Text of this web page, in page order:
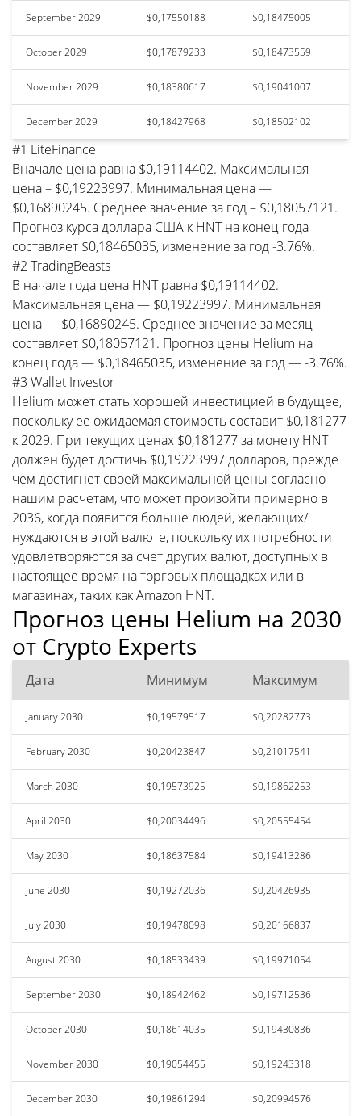
September 2029 $0,17550188 $0,18475005
October 2029 $0,17879233 $0,18473559
November 2029 $0,18380617 $0,19041007
December 2029 $0,18427968 $0,18502102
#1 LiteFinance
Вначале цена равна $0,19114402. Максимальная
цена – $0,19223997. Минимальная цена —
$0,16890245. Среднее значение за год – $0,18057121.
Прогноз курса доллара США к HNT на конец года
составляет $0,18465035, изменение за год -3.76%.
#2 TradingBeasts
В начале года цена HNT равна $0,19114402.
Максимальная цена — $0,19223997. Минимальная
цена — $0,16890245. Среднее значение за месяц
составляет $0,18057121. Прогноз цены Helium на
конец года — $0,18465035, изменение за год — -3.76%.
#3 Wallet Investor
Helium может стать хорошей инвестицией в будущее,
поскольку ее ожидаемая стоимость составит $0,181277
к 2029. При текущих ценах $0,181277 за монету HNT
должен будет достичь $0,19223997 долларов, прежде
чем достигнет своей максимальной цены согласно
нашим расчетам, что может произойти примерно в
2036, когда появится больше людей, желающих/
нуждаются в этой валюте, поскольку их потребности
удовлетворяются за счет других валют, доступных в
настоящее время на торговых площадках или в
магазинах, таких как Amazon HNT.
Прогноз цены Helium на 2030
от Crypto Experts
Дата Минимум Максимум
January 2030 $0,19579517 $0,20282773
February 2030 $0,20423847 $0,21017541
March 2030 $0,19573925 $0,19862253
April 2030 $0,20034496 $0,20555454
May 2030 $0,18637584 $0,19413286
June 2030 $0,19272036 $0,20426935
July 2030 $0,19478098 $0,20166837
August 2030 $0,18533439 $0,19971054
September 2030 $0,18942462 $0,19712536
October 2030 $0,18614035 $0,19430836
November 2030 $0,19054455 $0,19243318
December 2030 $0,19861294 $0,20994576